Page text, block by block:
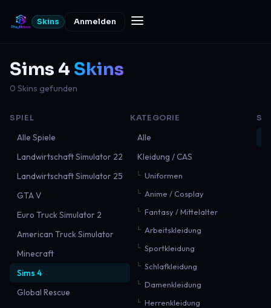
Skins Anmelden
Sims 4 Skins
0 Skins gefunden
SPIEL
Alle Spiele
Landwirtschaft Simulator 22
Landwirtschaft Simulator 25
GTA V
Euro Truck Simulator 2
American Truck Simulator
Minecraft
Sims 4
Global Rescue
KATEGORIE
Alle
Kleidung / CAS
Uniformen
Anime / Cosplay
Fantasy / Mittelalter
Arbeitskleidung
Sportkleidung
Schlafkleidung
Damenkleidung
Herrenkleidung